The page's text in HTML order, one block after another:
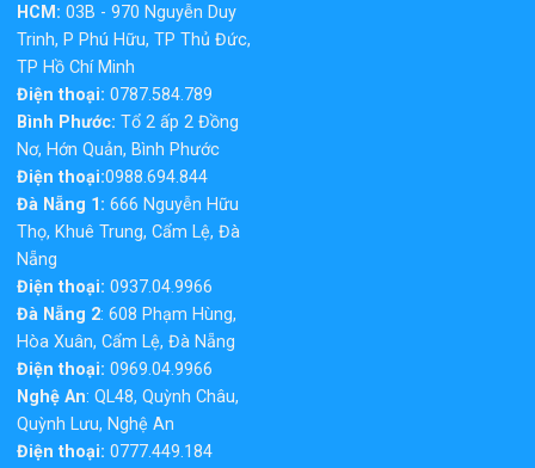
HCM: 03B - 970 Nguyễn Duy
Trinh, P Phú Hữu, TP Thủ Đức,
TP Hồ Chí Minh
Điện thoại: 0787.584.789
Bình Phước: Tổ 2 ấp 2 Đồng
Nơ, Hớn Quản, Bình Phước
Điện thoại:0988.694.844
Đà Nẵng 1: 666 Nguyễn Hữu
Thọ, Khuê Trung, Cẩm Lệ, Đà
Nẵng
Điện thoại: 0937.04.9966
Đà Nẵng 2: 608 Phạm Hùng,
Hòa Xuân, Cẩm Lệ, Đà Nẵng
Điện thoại: 0969.04.9966
Nghệ An: QL48, Quỳnh Châu,
Quỳnh Lưu, Nghệ An
Điện thoại: 0777.449.184